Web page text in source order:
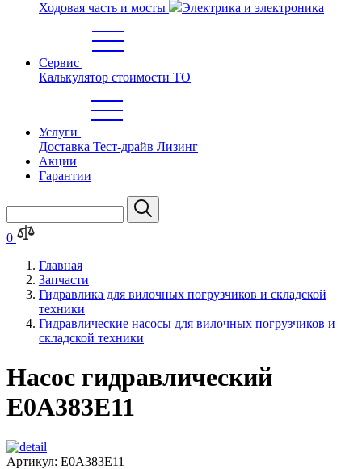
Ходовая часть и мосты
Электрика и электроника
Сервис
Калькулятор стоимости ТО
Услуги
Доставка Тест-драйв Лизинг
Акции
Гарантии
0
Главная
Запчасти
Гидравлика для вилочных погрузчиков и складской
техники
Гидравлические насосы для вилочных погрузчиков и
складской техники
Насос гидравлический
E0A383E11
Артикул: E0A383E11